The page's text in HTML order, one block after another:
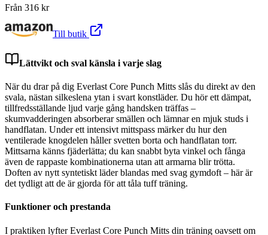
Från 316 kr
Till butik
Lättvikt och sval känsla i varje slag
När du drar på dig Everlast Core Punch Mitts slås du direkt av den
svala, nästan silkeslena ytan i svart konstläder. Du hör ett dämpat,
tillfredsställande ljud varje gång handsken träffas –
skumvadderingen absorberar smällen och lämnar en mjuk studs i
handflatan. Under ett intensivt mittspass märker du hur den
ventilerade knogdelen håller svetten borta och handflatan torr.
Mittsarna känns fjäderlätta; du kan snabbt byta vinkel och fånga
även de rappaste kombinationerna utan att armarna blir trötta.
Doften av nytt syntetiskt läder blandas med svag gymdoft – här är
det tydligt att de är gjorda för att tåla tuff träning.
Funktioner och prestanda
I praktiken lyfter Everlast Core Punch Mitts din träning oavsett om